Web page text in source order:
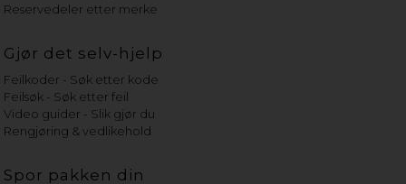
Reservedeler etter merke
Gjør det selv-hjelp
Feilkoder - Søk etter kode
Feilsøk - Søk etter feil
Video guider - Slik gjør du
Rengjøring & vedlikehold
Spor pakken din